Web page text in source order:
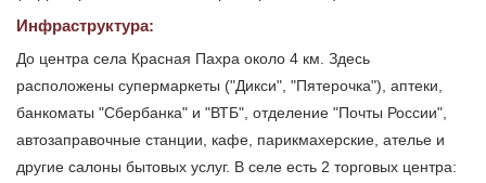
Инфраструктура:
До центра села Красная Пахра около 4 км. Здесь
расположены супермаркеты ("Дикси", "Пятерочка"), аптеки,
банкоматы "Сбербанка" и "ВТБ", отделение "Почты России",
автозаправочные станции, кафе, парикмахерские, ателье и
другие салоны бытовых услуг. В селе есть 2 торговых центра: